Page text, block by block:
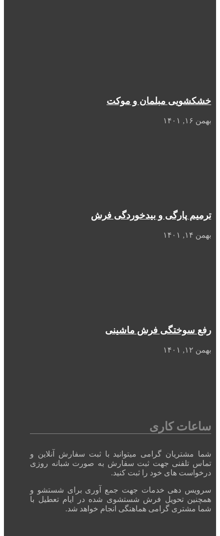
خشکشویی مبلمان و موکت
بهمن ۱۶, ۱۴۰۱
ترمیم پارگی و بیدخوردگی فرش
بهمن ۱۴, ۱۴۰۱
رفع سوختگی فرش ماشینی
بهمن ۱۲, ۱۴۰۱
ساعات کاری
شما مشتریان گرامی میتوانید با ثبت سفارش آنلاین و
تماس تلفنی جهت ثبت سفارش به صورت شبانه روزی
درخواست های خود را ثبت کنید.
سرویس دهی خدمات جهت جمع آوری برای شستشو و
همچنین تحویل فرش شستشوی شده در ایام تعطیل با
شما مشتری گرامی هماهنگی انجام خواهد شد.